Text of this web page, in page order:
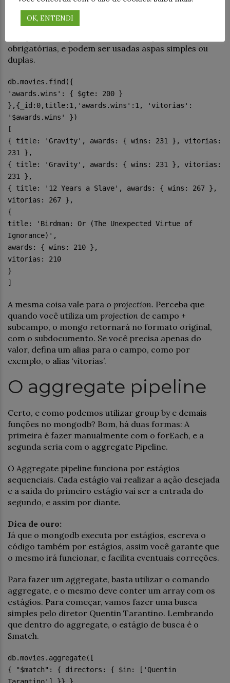
subdocumento, como fazer?
Basta adicionar o nome com a seguinte sintaxe:
obrigatórias, e podem ser usadas aspas simples ou
duplas.
db.movies.find({
'awards.wins': { $gte: 200 }
},{_id:0,title:1,'awards.wins':1, 'vitorias':
'$awards.wins' })
[
{ title: 'Gravity', awards: { wins: 231 }, vitorias:
231 },
{ title: 'Gravity', awards: { wins: 231 }, vitorias:
231 },
{ title: '12 Years a Slave', awards: { wins: 267 },
vitorias: 267 },
{
title: 'Birdman: Or (The Unexpected Virtue of
Ignorance)',
awards: { wins: 210 },
vitorias: 210
}
]
A mesma coisa vale para o projection. Perceba que
quando você utiliza um projection de campo +
subcampo, o mongo retornará no formato original,
com o subdocumento. Se você precisa apenas do
valor, defina um alias para o campo, como por
exemplo, o alias ‘vitorias’.
O aggregate pipeline
Certo, e como podemos utilizar group by e demais
funções no mongodb? Bom, há duas formas: A
primeira é fazer manualmente com o forEach, e a
segunda seria com o aggregate Pipeline.
O Aggregate pipeline funciona por estágios
sequenciais. Cada estágio vai realizar a ação desejada
e a saída do primeiro estágio vai ser a entrada do
segundo, e assim por diante.
Dica de ouro:
Já que o mongodb executa por estágios, escreva o
código também por estágios, assim você garante que
o mesmo irá funcionar, e facilita eventuais correções.
Para fazer um aggregate, basta utilizar o comando
aggregate, e o mesmo deve conter um array com os
estágios. Para começar, vamos fazer uma busca
simples pelo diretor Quentin Tarantino. Lembrando
que dentro do aggregate, o estágio de busca é o
$match.
db.movies.aggregate([
{ "$match": { directors: { $in: ['Quentin
OK, ENTENDI